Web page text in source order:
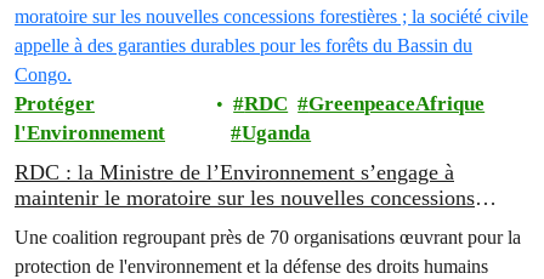
Protéger
l'Environnement
RDC
GreenpeaceAfrique
Uganda
RDC : la Ministre de l’Environnement s’engage à
maintenir le moratoire sur les nouvelles concessions
forestières ; la société civile appelle à des garanties
durables pour les forêts du Bassin du Congo.
Une coalition regroupant près de 70 organisations œuvrant pour la
protection de l'environnement et la défense des droits humains